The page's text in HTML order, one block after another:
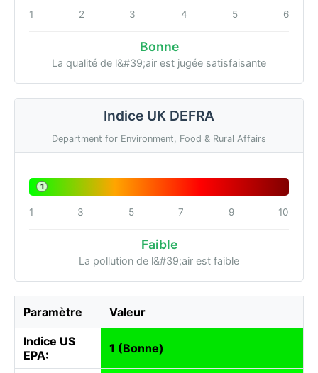
1 2 3 4 5 6
Bonne
La qualité de l&#39;air est jugée satisfaisante
Indice UK DEFRA
Department for Environment, Food & Rural Affairs
1
1 3 5 7 9 10
Faible
La pollution de l&#39;air est faible
Paramètre Valeur
Indice US
EPA:
1 (Bonne)